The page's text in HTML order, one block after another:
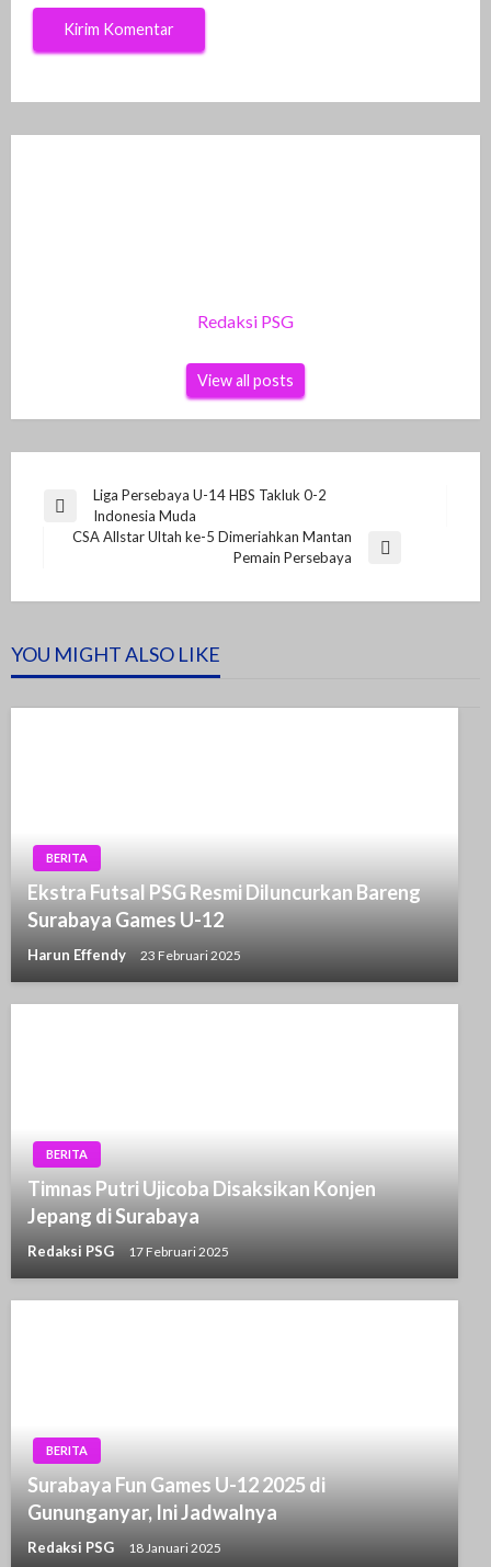
Redaksi PSG
View all posts
Navigasi
pos
Previous
Liga Persebaya U-14 HBS Takluk 0-2
Indonesia Muda
CSA Allstar Ultah ke-5 Dimeriahkan Mantan
Pemain Persebaya
YOU MIGHT ALSO LIKE
BERITA
Ekstra Futsal PSG Resmi Diluncurkan Bareng
Surabaya Games U-12
Harun Effendy 23 Februari 2025
BERITA
Timnas Putri Ujicoba Disaksikan Konjen
Jepang di Surabaya
Redaksi PSG 17 Februari 2025
BERITA
Surabaya Fun Games U-12 2025 di
Gununganyar, Ini Jadwalnya
Redaksi PSG 18 Januari 2025